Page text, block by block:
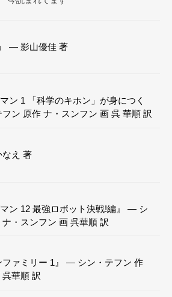
— 影山優佳 著
ン 1 「科学のキホン」が身につく
ン 原作 ナ・スンフン 画 呉 華順 訳
なえ 著
マン 12 最強ロボット決戦!編』 — シ
・スンフン 画 呉華順 訳
ファミリー 1』 — シン・テフン 作
華順 訳